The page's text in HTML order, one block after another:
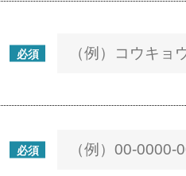
必須
必須